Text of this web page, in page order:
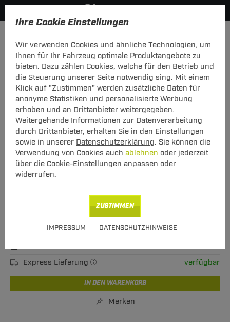
Ihre Cookie Einstellungen
Wir verwenden Cookies und ähnliche Technologien, um
Ihnen für Ihr Fahrzeug optimale Produktangebote zu
bieten. Dazu zählen Cookies, welche für den Betrieb und
die Steuerung unserer Seite notwendig sing. Mit einem
Klick auf "Zustimmen" werden zusätzliche Daten für
anonyme Statistiken und personalisierte Werbung
erhoben und an Drittanbieter weitergegeben.
Weitergehende Informationen zur Datenverarbeitung
durch Drittanbieter, erhalten Sie in den Einstellungen
sowie in unserer Datenschutzerklärung. Sie können die
Verwendung von Cookies auch ablehnen oder jederzeit
über die Cookie-Einstellungen anpassen oder
widerrufen.
IMPRESSUM DATENSCHUTZHINWEISE
ZUSTIMMEN
vorheriger Artikel nächster Artikel
Neu
ZB ES EWS Astra L/E-308 o.Vb 23-
ZB ES EWS Astra L/E-308 o.Vb 23-
Art.-Nr.
T24ZT1327-1
UVP**
Sie sparen
20,00 € (44%)
Express Lieferung
verfügbar
IN DEN WARENKORB
Merken